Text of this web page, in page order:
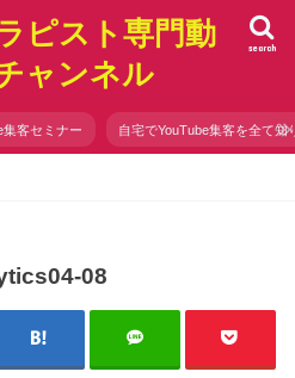
ピスト専門動
ャンネル
search
客セミナー 自宅でYouTube集客を全て知
08